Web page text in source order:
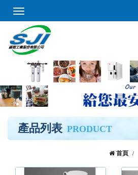
Toggle
navigation
產品列表 PRODUCT
首頁